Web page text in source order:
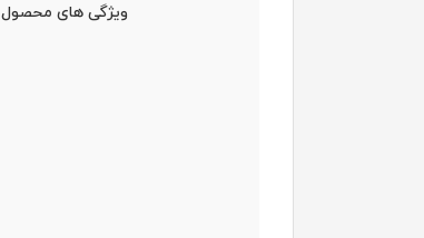
ویژگی های محصول